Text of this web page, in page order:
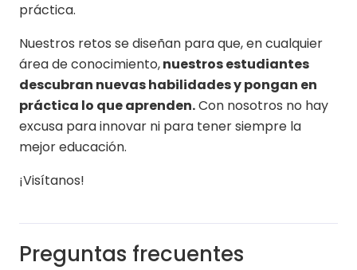
práctica.
Nuestros retos se diseñan para que, en cualquier
área de conocimiento,nuestros estudiantes
descubran nuevas habilidades y pongan en
práctica lo que aprenden.Con nosotros no hay
excusa para innovar ni para tener siempre la
mejor educación.
¡Visítanos!
Preguntas frecuentes